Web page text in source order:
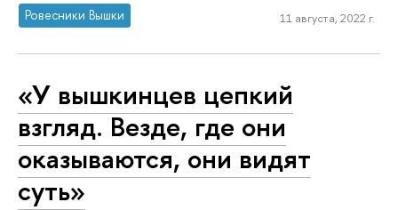
Ровесники Вышки 11 августа, 2022 г.
«У вышкинцев цепкий
взгляд. Везде, где они
оказываются, они видят
суть»